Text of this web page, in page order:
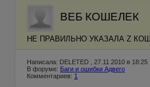
ВЕБ КОШЕЛЕК
НЕ ПРАВИЛЬНО УКАЗАЛА Z
Написала: DELETED , 27.11.2010 в 18:25
В форуме: Баги и ошибки Адвего
Комментариев: 1